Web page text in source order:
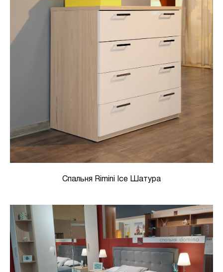
Спальня Rimini Ice Шатура